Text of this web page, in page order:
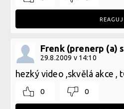
REAGUJ
Frenk (prenerp (a)
29.8.2009 v 14:10
hezký video ,skvělá akce ,
0 0